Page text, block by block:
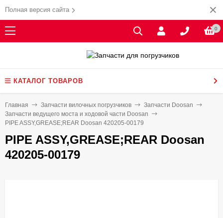
Полная версия сайта
0
КАТАЛОГ ТОВАРОВ
Главная Запчасти вилочных погрузчиков
Запчасти Doosan
Запчасти ведущего моста и ходовой части Doosan
PIPE ASSY,GREASE;REAR Doosan 420205-00179
PIPE ASSY,GREASE;REAR Doosan
420205-00179